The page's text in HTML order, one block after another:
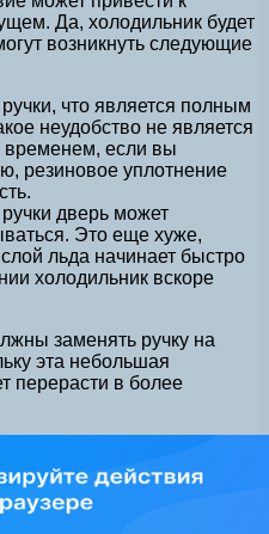
Да, холодильник будет
возникнуть следующие
что является полным
неудобство не является
временем, если вы
резиновое уплотнение
дверь может
Это еще хуже,
льда начинает быстро
холодильник вскоре
заменять ручку на
эта небольшая
перерасти в более